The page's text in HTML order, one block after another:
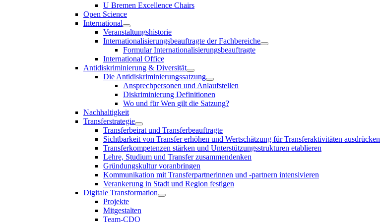
U Bremen Excellence Chairs
Open Science
International
Veranstaltungshistorie
Internationalisierungsbeauftragte der Fachbereiche
Formular Internationalisierungsbeauftragte
International Office
Antidiskriminierung & Diversität
Die Antidiskriminierungssatzung
Ansprechpersonen und Anlaufstellen
Diskriminierung Definitionen
Wo und für Wen gilt die Satzung?
Nachhaltigkeit
Transferstrategie
Transferbeirat und Transferbeauftragte
Sichtbarkeit von Transfer erhöhen und Wertschätzung für Transferaktivitäten ausdrücken
Transferkompetenzen stärken und Unterstützungsstrukturen etablieren
Lehre, Studium und Transfer zusammendenken
Gründungskultur voranbringen
Kommunikation mit Transferpartnerinnen und -partnern intensivieren
Verankerung in Stadt und Region festigen
Digitale Transformation
Projekte
Mitgestalten
Team-CDO